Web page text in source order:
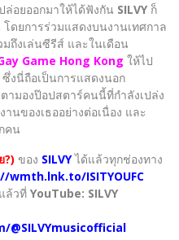
ล่อยออกมาให้ได้ฟังกัน SILVY ก็
ดยการร่วมแสดงบนงานเทศกาล
ถึงเล่นซีรีส์ และในเดือน
Game Hong Kong ให้ไป
งนี่ถือเป็นการแสดงนอก
ามองป๊อปสตาร์คนนี้ที่กำลังเปล่ง
นของเธออย่างต่อเนื่อง และ
คน
?) ของ SILVY ได้แล้วทุกช่องทาง
wmth.lnk.to/ISITYOUFC
ล้วที่ YouTube: SILVY